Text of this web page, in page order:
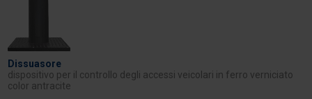
Dissuasore
dispositivo per il controllo degli accessi veicolari in ferro verniciato
color antracite